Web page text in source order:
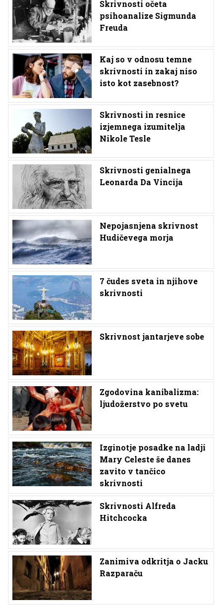
Skrivnosti očeta
psihoanalize Sigmunda
Freuda
Kaj so v odnosu temne
skrivnosti in zakaj niso
isto kot zasebnost?
Skrivnosti in resnice
izjemnega izumitelja
Nikole Tesle
Skrivnosti genialnega
Leonarda Da Vincija
Nepojasnjena skrivnost
Hudičevega morja
7 čudes sveta in njihove
skrivnosti
Skrivnost jantarjeve sobe
Zgodovina kanibalizma:
ljudožerstvo po svetu
Izginotje posadke na ladji
Mary Celeste še danes
zavito v tančico
skrivnosti
Skrivnosti Alfreda
Hitchcocka
Zanimiva odkritja o Jacku
Razparaču